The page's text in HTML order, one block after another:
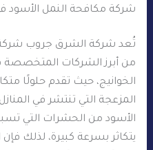
شركة مكافحة النمل الأسود
تُعد شركة الشرق جروب شركة
من أبرز الشركات المتخصصة
الخوانيج، حيث تقدم حلولًا
المزعجة التي تنتشر في
الأسود من الحشرات التي تسبب
يتكاثر بسرعة كبيرة، لذلك